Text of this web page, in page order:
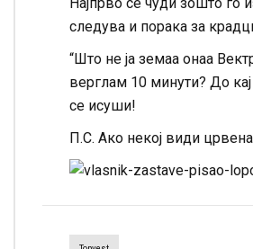
следува и порака за
“Што не ја земаа онаа
верглам 10 минути? До
се исуши!
П.С. Ако некој види црвена